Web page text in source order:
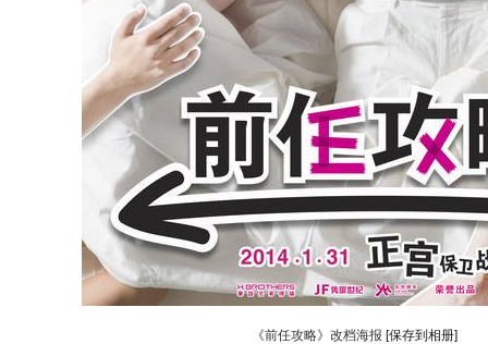
《前任攻略》改档海报 [保存到相册]